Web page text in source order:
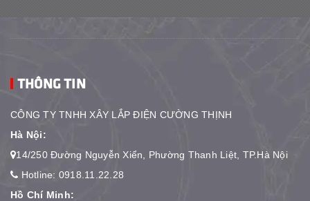
THÔNG TIN
CÔNG TY TNHH XÂY LẮP ĐIỆN CƯỜNG THỊNH
Hà Nội:
14/250 Đường Nguyễn Xiển, Phường Thanh Liệt, TP.Hà Nội
Hotline: 0918.11.22.28
Hồ Chí Minh: